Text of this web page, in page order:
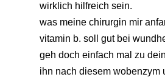
wirklich hilfreich sein.
was meine chirurgin mir
vitamin b. soll gut bei
geh doch einfach mal zu
ihn nach diesem wobenzym